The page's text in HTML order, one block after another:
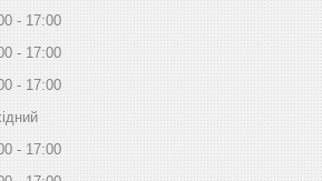
17:00
17:00
17:00
17:00